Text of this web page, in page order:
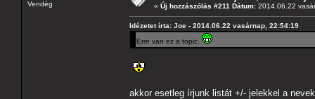
Vendég « Új hozzászólás #211 Dátum: 2014.06.22
Idézetet írta: Joe - 2014.06.22 vasárnap, 22:54:19
Erre van ez a topic.
akkor esetleg írjunk listát +/- jelekkel a